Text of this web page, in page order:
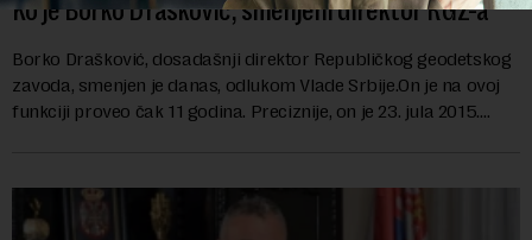
Ko je Borko Drašković, smenjeni direktor RGZ-a
Borko Drašković, dosadašnji direktor Republičkog geodetskog
zavoda, smenjen je danas, odlukom Vlade Srbije.On je na ovoj
funkciji proveo čak 11 godina. Preciznije, on je 23. jula 2015.